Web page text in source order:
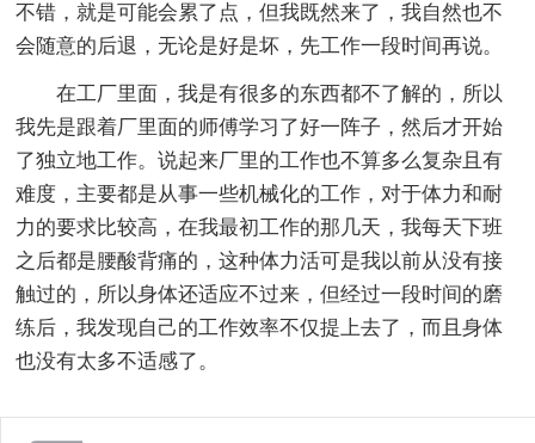
不错，就是可能会累了点，但我既然来了，我自然也不
会随意的后退，无论是好是坏，先工作一段时间再说。
在工厂里面，我是有很多的东西都不了解的，所以
我先是跟着厂里面的师傅学习了好一阵子，然后才开始
了独立地工作。说起来厂里的工作也不算多么复杂且有
难度，主要都是从事一些机械化的工作，对于体力和耐
力的要求比较高，在我最初工作的那几天，我每天下班
之后都是腰酸背痛的，这种体力活可是我以前从没有接
触过的，所以身体还适应不过来，但经过一段时间的磨
练后，我发现自己的工作效率不仅提上去了，而且身体
也没有太多不适感了。